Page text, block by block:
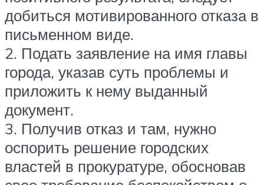
добиться мотивированного отказа в
письменном виде.
2. Подать заявление на имя главы
города, указав суть проблемы и
приложить к нему выданный
документ.
3. Получив отказ и там, нужно
оспорить решение городских
властей в прокуратуре, обосновав